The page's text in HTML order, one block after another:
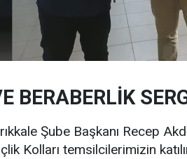
BERABERLİK
Şube Başkanı Recep
Kolları temsilcilerimizin